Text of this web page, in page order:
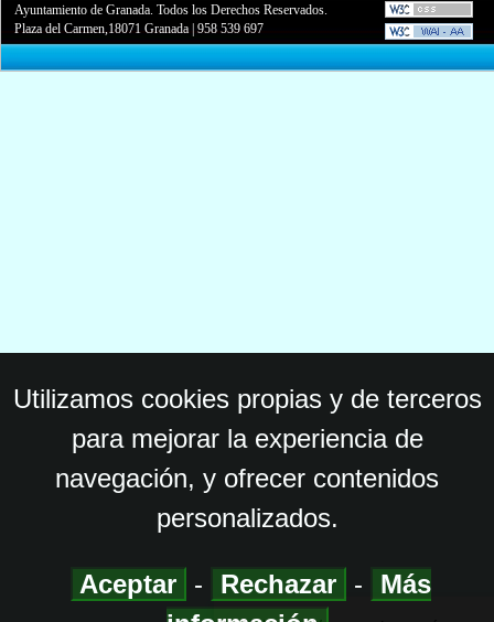
Ayuntamiento de Granada. Todos los Derechos Reservados.
Plaza del Carmen,18071 Granada |958 539 697
Utilizamos cookies propias y de terceros
para mejorar la experiencia de
navegación, y ofrecer contenidos
personalizados.
Aceptar - Rechazar -
Más